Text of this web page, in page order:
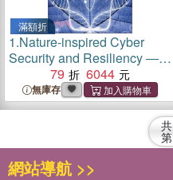
滿額折
1.Nature-inspired Cyber
Security and Resiliency ―
Fundamentals, Techniques
and Applications
79 6044
無庫存
共
第
網站導航 >>